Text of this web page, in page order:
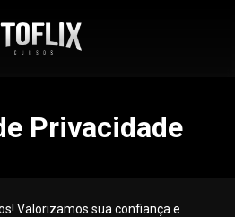
Privacidade
Valorizamos sua confiança e